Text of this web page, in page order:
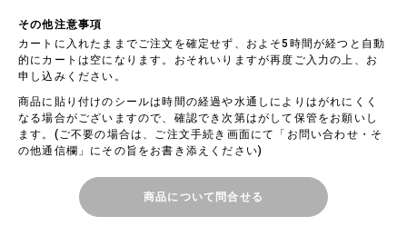
その他注意事項
カートに入れたままでご注文を確定せず、およそ5時間が経つと自動
的にカートは空になります。おそれいりますが再度ご入力の上、お
申し込みください。
商品に貼り付けのシールは時間の経過や水通しによりはがれにくく
なる場合がございますので、確認でき次第はがして保管をお願いし
ます。(ご不要の場合は、ご注文手続き画面にて「お問い合わせ・そ
の他通信欄」にその旨をお書き添えください)
商品について問合せる